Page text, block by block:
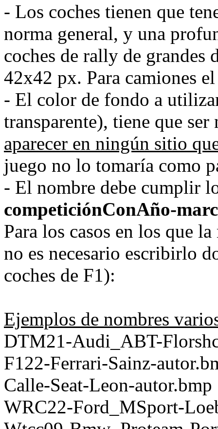
- Los coches tienen que
norma general, y una
coches de rally de grandes
42x42 px. Para camiones
- El color de fondo a
transparente), tiene que
aparecer en ningún sitio
juego no lo tomaría como
- El nombre debe cumplir
competiciónConAño-
Para los casos en los que
no es necesario escribirlo
coches de F1):
Ejemplos de nombres
DTM21-Audi_ABT-
F122-Ferrari-Sainz-
Calle-Seat-Leon-autor.bmp
WRC22-Ford_MSport-